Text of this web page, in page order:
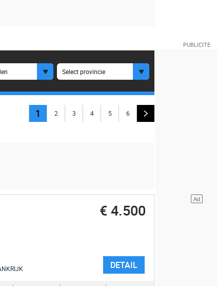
Select provincie
1 2 3 4 5 6
€ 4.500
DETAIL